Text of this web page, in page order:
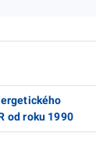
od roku 1990